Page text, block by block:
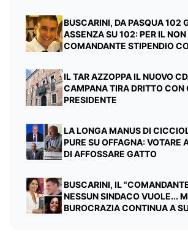
BUSCARINI, DA PASQUA 102
ASSENZA SU 102: PER IL NON
COMANDANTE STIPENDIO
IL TAR AZZOPPA IL NUOVO
CAMPANA TIRA DRITTO CON
PRESIDENTE
LA LONGA MANUS DI
PURE SU OFFAGNA: VOTARE
DI AFFOSSARE GATTO
BUSCARINI, IL
NESSUN SINDACO VUOLE...
BUROCRAZIA CONTINUA A